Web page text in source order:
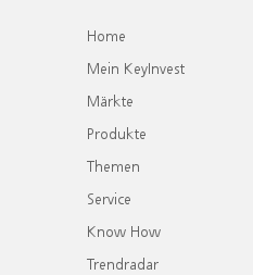
Home
Mein KeyInvest
Märkte
Produkte
Themen
Service
Know How
Trendradar